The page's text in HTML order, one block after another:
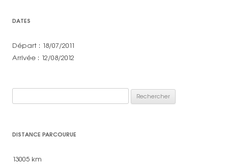
DATES
Départ : 18/07/2011
Arrivée : 12/08/2012
DISTANCE PARCOURUE
13005 km